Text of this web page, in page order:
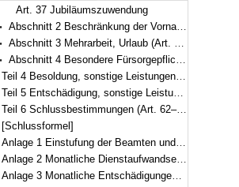
Art. 37 Jubiläumszuwendung
Bereich erweitern
Abschnitt 2 Beschränkung der Vornahme von Amtshandlungen (Art. 38–39)
Bereich erweitern
Abschnitt 3 Mehrarbeit, Urlaub (Art. 40–42)
Bereich erweitern
Abschnitt 4 Besondere Fürsorgepflichten (Art. 43–44)
Bereich erweitern
Teil 4 Besoldung, sonstige Leistungen und Versorgung für Beamte und Beamtinnen auf Zeit (Art. 45–52)
Bereich erweitern
Teil 5 Entschädigung, sonstige Leistungen und Ehrensold an Ehrenbeamte und Ehrenbeamtinnen (Art. 53–61)
Bereich erweitern
Teil 6 Schlussbestimmungen (Art. 62–66)
[Schlussformel]
Anlage 1 Einstufung der Beamten und Beamtinnen auf Zeit
Anlage 2 Monatliche Dienstaufwandsentschädigungen für die Beamten und Beamtinnen auf Zeit
Anlage 3 Monatliche Entschädigungen für die Ehrenbeamten und Ehrenbeamtinnen